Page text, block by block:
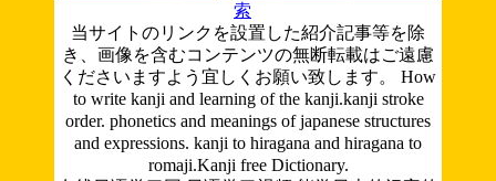
索
当サイトのリンクを設置した紹介記事等を除
き、画像を含むコンテンツの無断転載はご遠慮
くださいますよう宜しくお願い致します。 How
to write kanji and learning of the kanji.kanji stroke
order. phonetics and meanings of japanese structures
and expressions. kanji to hiragana and hiragana to
romaji.Kanji free Dictionary.